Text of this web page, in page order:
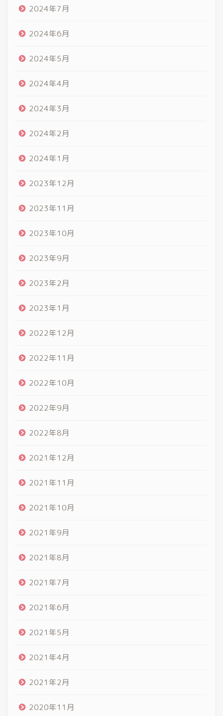
2024年7月
2024年6月
2024年5月
2024年4月
2024年3月
2024年2月
2024年1月
2023年12月
2023年11月
2023年10月
2023年9月
2023年2月
2023年1月
2022年12月
2022年11月
2022年10月
2022年9月
2022年8月
2021年12月
2021年11月
2021年10月
2021年9月
2021年8月
2021年7月
2021年6月
2021年5月
2021年4月
2021年2月
2020年11月